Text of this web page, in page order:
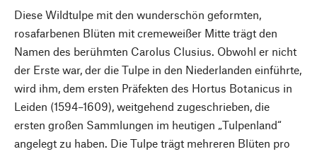
Diese Wildtulpe mit den wunderschön geformten,
rosafarbenen Blüten mit cremeweißer Mitte trägt den
Namen des berühmten Carolus Clusius. Obwohl er nicht
der Erste war, der die Tulpe in den Niederlanden einführte,
wird ihm, dem ersten Präfekten des Hortus Botanicus in
Leiden (1594–1609), weitgehend zugeschrieben, die
ersten großen Sammlungen im heutigen „Tulpenland“
angelegt zu haben. Die Tulpe trägt mehreren Blüten pro